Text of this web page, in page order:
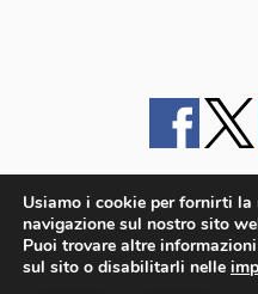
iMagazine · contatti e staff · lavora con
iMagazine è un marchio di proprietà di
Usiamo i cookie per fornirti la
navigazione sul nostro sito
Puoi trovare altre
sul sito o disabilitarli nelle